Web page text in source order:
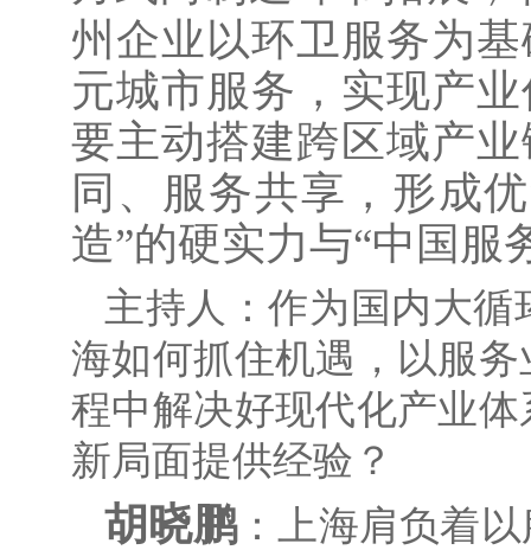
州企业以环卫服务为
元城市服务，实现产
要主动搭建跨区域产
同、服务共享，形成
造”的硬实力与“中国服
主持人：作为国内大
海如何抓住机遇，以服
程中解决好现代化产业
新局面提供经验？
胡晓鹏：上海肩负着